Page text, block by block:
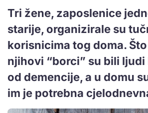
Tri žene, zaposlenice
starije, organizirale su
korisnicima tog doma.
njihovi “borci” su bili
od demencije, a u domu
im je potrebna